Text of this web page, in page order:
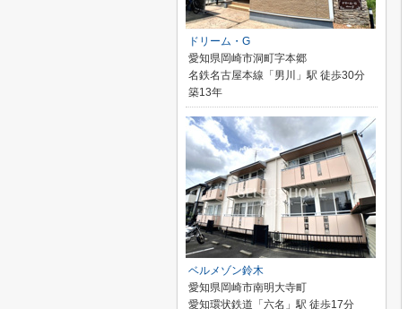
ドリーム・G
愛知県岡崎市洞町字本郷
名鉄名古屋本線「男川」駅 徒歩30分
築13年
ベルメゾン鈴木
愛知県岡崎市南明大寺町
愛知環状鉄道「六名」駅 徒歩17分